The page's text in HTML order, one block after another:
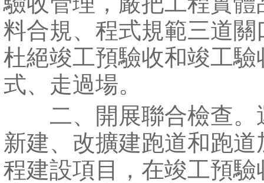
料合規、程式規範三道關
杜絕竣工預驗收和竣工驗
式、走過場。
二、開展聯合檢查。
新建、改擴建跑道和跑道
程建設項目，在竣工預驗